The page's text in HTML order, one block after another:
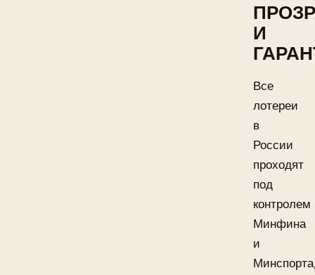
И
Все
лотереи
в
России
проходят
под
контролем
Минфина
и